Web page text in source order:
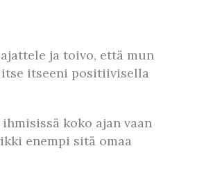
ja toivo, että mun
itseeni positiivisella
koko ajan vaan
enempi sitä omaa